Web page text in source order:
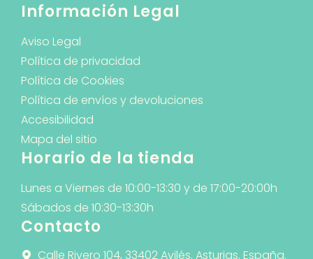
Información Legal
Aviso Legal
Política de privacidad
Política de Cookies
Política de envíos y devoluciones
Accesibilidad
Mapa del sitio
Horario de la tienda
Lunes a Viernes de 10:00-13:30 y de 17:00-20:00h
Sábados de 10:30-13:30h
Contacto
Calle Rivero 104, 33402 Avilés. Asturias. España.